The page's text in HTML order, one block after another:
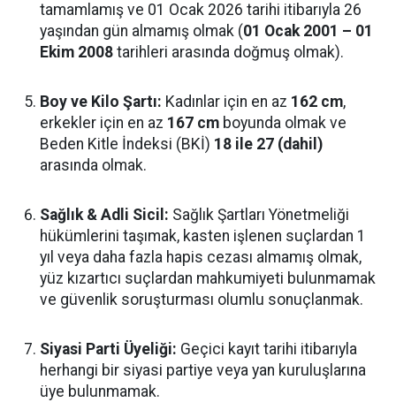
tamamlamış ve 01 Ocak 2026 tarihi itibarıyla 26
yaşından gün almamış olmak (01 Ocak 2001 – 01
Ekim 2008 tarihleri arasında doğmuş olmak).
Boy ve Kilo Şartı: Kadınlar için en az 162 cm,
erkekler için en az 167 cm boyunda olmak ve
Beden Kitle İndeksi (BKİ) 18 ile 27 (dahil)
arasında olmak.
Sağlık & Adli Sicil: Sağlık Şartları Yönetmeliği
hükümlerini taşımak, kasten işlenen suçlardan 1
yıl veya daha fazla hapis cezası almamış olmak,
yüz kızartıcı suçlardan mahkumiyeti bulunmamak
ve güvenlik soruşturması olumlu sonuçlanmak.
Siyasi Parti Üyeliği: Geçici kayıt tarihi itibarıyla
herhangi bir siyasi partiye veya yan kuruluşlarına
üye bulunmamak.